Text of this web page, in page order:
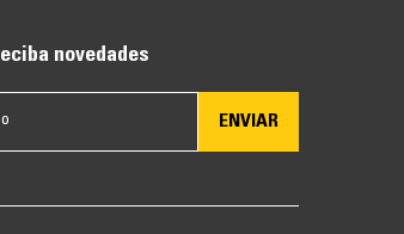
novedades
ENVIAR